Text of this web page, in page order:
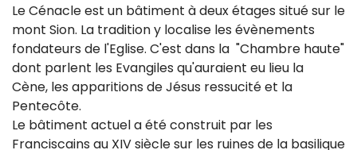
Le Cénacle est un bâtiment à deux étages situé sur le
mont Sion. La tradition y localise les évènements
fondateurs de l'Eglise. C'est dans la "Chambre haute"
dont parlent les Evangiles qu'auraient eu lieu la
Cène, les apparitions de Jésus ressucité et la
Pentecôte.
Le bâtiment actuel a été construit par les
Franciscains au XIV siècle sur les ruines de la basilique